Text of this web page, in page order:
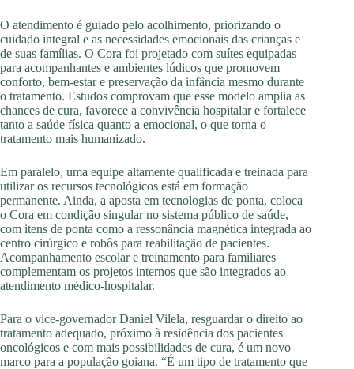
O atendimento é guiado pelo acolhimento, priorizando o
cuidado integral e as necessidades emocionais das crianças e
de suas famílias. O Cora foi projetado com suítes equipadas
para acompanhantes e ambientes lúdicos que promovem
conforto, bem-estar e preservação da infância mesmo durante
o tratamento. Estudos comprovam que esse modelo amplia as
chances de cura, favorece a convivência hospitalar e fortalece
tanto a saúde física quanto a emocional, o que torna o
tratamento mais humanizado.
Em paralelo, uma equipe altamente qualificada e treinada para
utilizar os recursos tecnológicos está em formação
permanente. Ainda, a aposta em tecnologias de ponta, coloca
o Cora em condição singular no sistema público de saúde,
com itens de ponta como a ressonância magnética integrada ao
centro cirúrgico e robôs para reabilitação de pacientes.
Acompanhamento escolar e treinamento para familiares
complementam os projetos internos que são integrados ao
atendimento médico-hospitalar.
Para o vice-governador Daniel Vilela, resguardar o direito ao
tratamento adequado, próximo à residência dos pacientes
oncológicos e com mais possibilidades de cura, é um novo
marco para a população goiana. “É um tipo de tratamento que